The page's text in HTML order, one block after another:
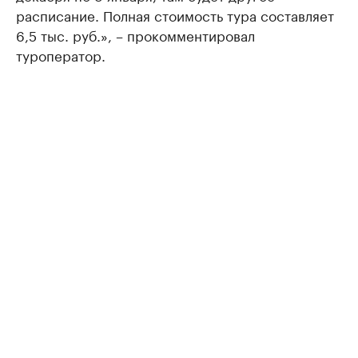
расписание. Полная стоимость тура составляет
6,5 тыс. руб.», – прокомментировал
туроператор.